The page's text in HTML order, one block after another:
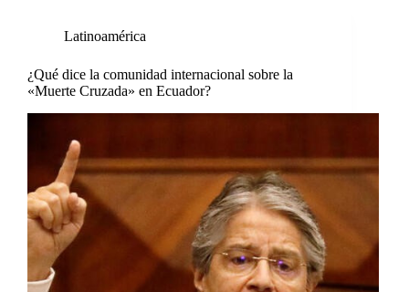
Latinoamérica
¿Qué dice la comunidad internacional sobre la
«Muerte Cruzada» en Ecuador?